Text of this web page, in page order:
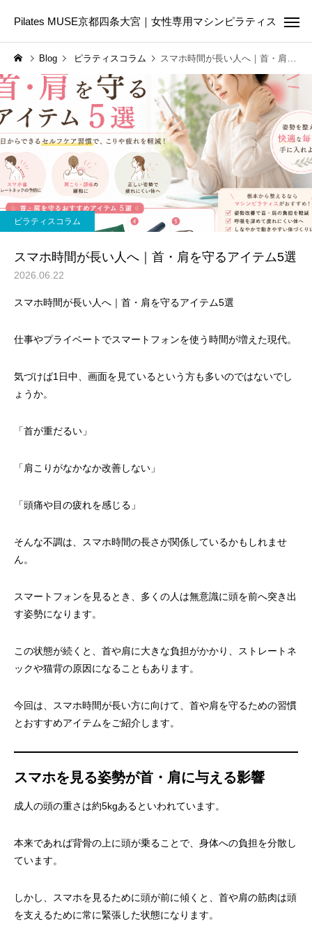
Pilates MUSE京都四条大宮｜女性専用マシンピラティス
Online Pilates First
ピラティスコラム
ピラティスは筋トレの代わ
りになる？違いや目的に合
わせた選び方を解説
ピラティスコラム
美容のために今日から
たい5つの生活習慣｜
からきれいを育てる第
Blog ピラティスコラム スマホ時間が長い人へ｜首・肩を守るアイテム5選
ピラティスコラム
スマホ時間が長い人へ｜首・肩を守るアイテム5選
2026.06.22
スマホ時間が長い人へ｜首・肩を守るアイテム5選
仕事やプライベートでスマートフォンを使う時間が増えた現代。
気づけば1日中、画面を見ているという方も多いのではないでし
ょうか。
「首が重だるい」
「肩こりがなかなか改善しない」
「頭痛や目の疲れを感じる」
そんな不調は、スマホ時間の長さが関係しているかもしれませ
ん。
スマートフォンを見るとき、多くの人は無意識に頭を前へ突き出
す姿勢になります。
この状態が続くと、首や肩に大きな負担がかかり、ストレートネ
ックや猫背の原因になることもあります。
今回は、スマホ時間が長い方に向けて、首や肩を守るための習慣
とおすすめアイテムをご紹介します。
スマホを見る姿勢が首・肩に与える影響
成人の頭の重さは約5kgあるといわれています。
本来であれば背骨の上に頭が乗ることで、身体への負担を分散し
ています。
しかし、スマホを見るために頭が前に傾くと、首や肩の筋肉は頭
を支えるために常に緊張した状態になります。